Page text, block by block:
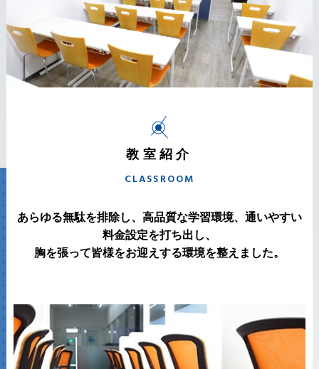
教室紹介
CLASSROOM
あらゆる無駄を排除し、高品質な学習環境、通いやすい
料金設定を打ち出し、
胸を張って皆様をお迎えする環境を整えました。